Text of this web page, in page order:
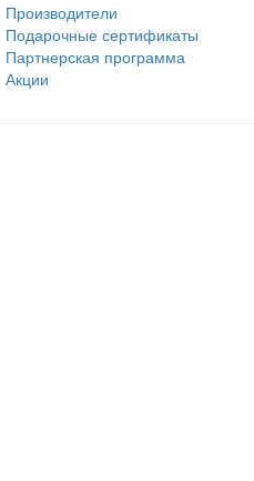
Производители
Подарочные сертификаты
Партнерская программа
Акции